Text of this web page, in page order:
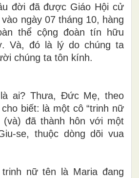
đời đã được Giáo Hội cử
ngày 07 tháng 10, hàng
thể cộng đoàn tín hữu
Và, đó là lý do chúng ta
chúng ta tôn kính.
ai? Thưa, Đức Mẹ, theo
biết: là một cô “trinh nữ
đã thành hôn với một
se, thuộc dòng dõi vua
nữ tên là Maria đang